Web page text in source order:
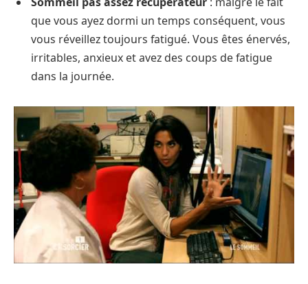
que vous ayez dormi un temps conséquent, vous
vous réveillez toujours fatigué. Vous êtes énervés,
irritables, anxieux et avez des coups de fatigue
dans la journée.